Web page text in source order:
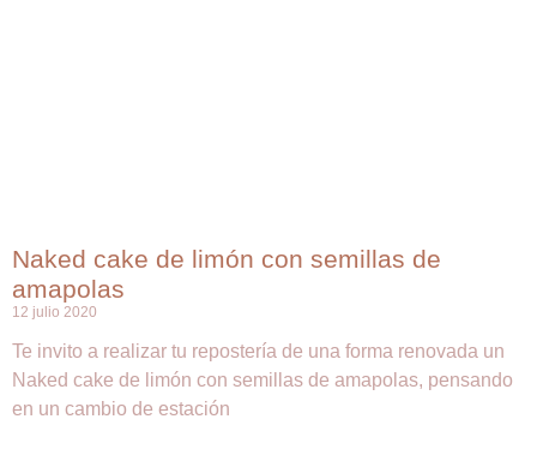
Naked cake de limón con semillas de
amapolas
12 julio 2020
Te invito a realizar tu repostería de una forma renovada un
Naked cake de limón con semillas de amapolas, pensando
en un cambio de estación